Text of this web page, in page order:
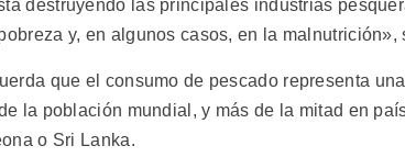
destruyendo las principales industrias
y, en algunos casos, en la
que el consumo de pescado representa
la población mundial, y más de la mitad en
o Sri Lanka.